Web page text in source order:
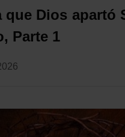
que Dios apartó
Parte 1